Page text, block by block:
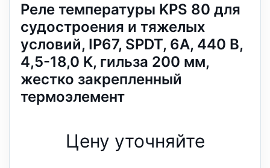
Реле температуры KPS 80 для
судостроения и тяжелых
условий, IP67, SPDT, 6А, 440 В,
4,5-18,0 K, гильза 200 мм,
жестко закрепленный
термоэлемент
Цену уточняйте